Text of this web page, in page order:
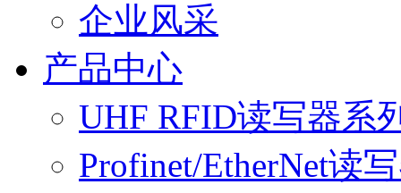
企业风采
产品中心
UHF RFID读写器系
Profinet/EtherNet读